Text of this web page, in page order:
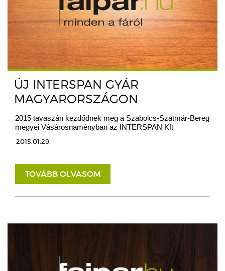
ÚJ INTERSPAN GYÁR
MAGYARORSZÁGON
2015 tavaszán kezdődnek meg a Szabolcs-Szatmár-Bereg
megyei Vásárosnaményban az INTERSPAN Kft
2015.01.29.
TOVÁBB OLVASOM